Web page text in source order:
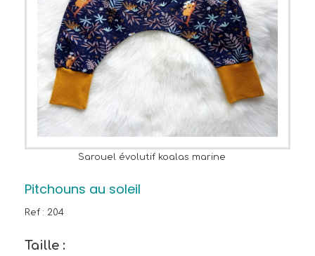
Sarouel évolutif koalas marine
Pitchouns au soleil
Ref : 204
Taille :